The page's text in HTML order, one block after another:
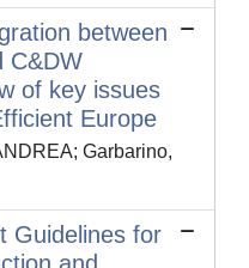
between
C&DW
of key issues
Europe
Garbarino,
Guidelines for